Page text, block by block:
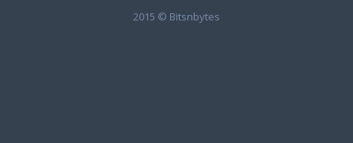
2015 © Bitsnbytes